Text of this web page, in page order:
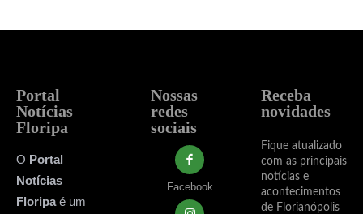
Portal
Notícias
Floripa
O Portal
Notícias
Floripaé um
Nossas
redes
sociais
Facebook
Receba
novidades
Fique atualizado
com as principais
notícias e
acontecimentos
de Florianópolis